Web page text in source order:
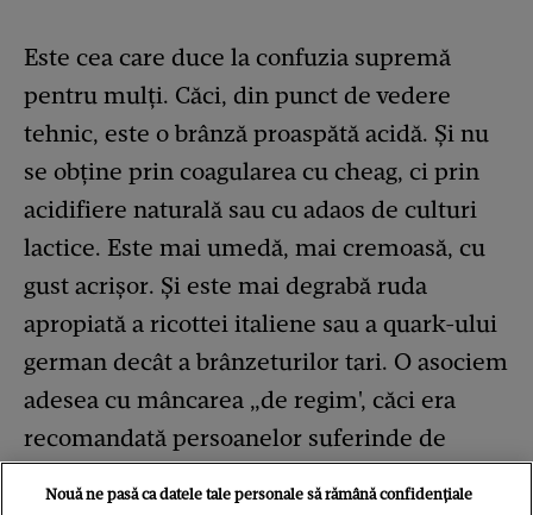
Este cea care duce la confuzia supremă
pentru mulți. Căci, din punct de vedere
tehnic, este o brânză proaspătă acidă. Și nu
se obține prin coagularea cu cheag, ci prin
acidifiere naturală sau cu adaos de culturi
lactice. Este mai umedă, mai cremoasă, cu
gust acrișor. Și este mai degrabă ruda
apropiată a ricottei italiene sau a quark-ului
german decât a brânzeturilor tari. O asociem
adesea cu mâncarea „de regim', căci era
recomandată persoanelor suferinde de
Nouă ne pasă ca datele tale personale să rămână confidențiale